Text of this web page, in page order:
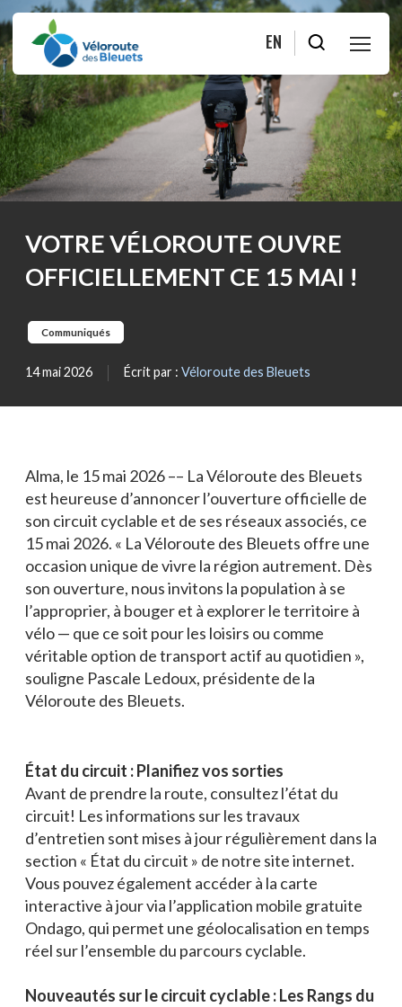
EN
PLANIFIER
ROULER
BOUTIQUE
MOITIÉ-MOITIÉ
FAQ
Blogue
Nous joindre
VOTRE VÉLOROUTE OUVRE
OFFICIELLEMENT CE 15 MAI !
Communiqués
14 mai 2026 Écrit par : Véloroute des Bleuets
Alma, le 15 mai 2026 –– La Véloroute des Bleuets
est heureuse d’annoncer l’ouverture officielle de
son circuit cyclable et de ses réseaux associés, ce
15 mai 2026. « La Véloroute des Bleuets offre une
occasion unique de vivre la région autrement. Dès
son ouverture, nous invitons la population à se
l’approprier, à bouger et à explorer le territoire à
vélo — que ce soit pour les loisirs ou comme
véritable option de transport actif au quotidien »,
souligne Pascale Ledoux, présidente de la
Véloroute des Bleuets.
État du circuit : Planifiez vos sorties
Avant de prendre la route, consultez l’état du
circuit! Les informations sur les travaux
d’entretien sont mises à jour régulièrement dans la
section « État du circuit » de notre site internet.
Vous pouvez également accéder à la carte
interactive à jour via l’application mobile gratuite
Ondago, qui permet une géolocalisation en temps
réel sur l’ensemble du parcours cyclable.
Nouveautés sur le circuit cyclable : Les Rangs du